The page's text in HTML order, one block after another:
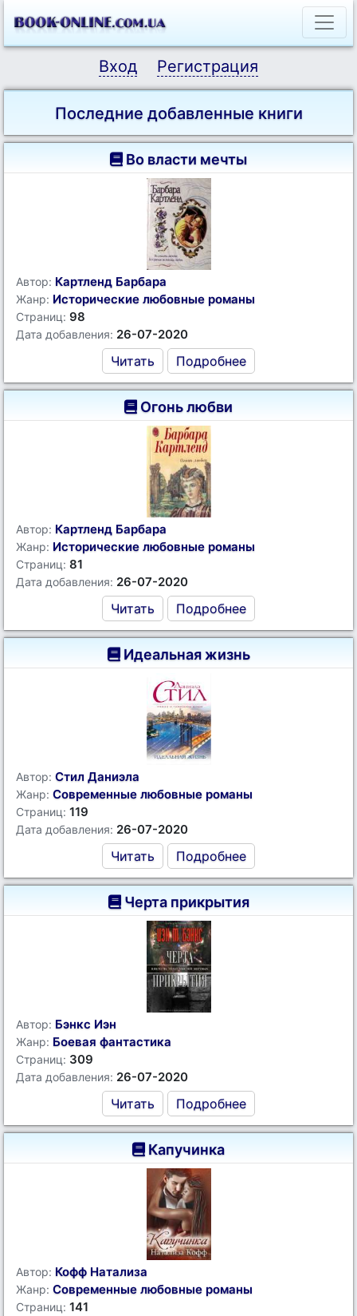
Вход Регистрация
Последние добавленные книги
Во власти мечты
Автор: Картленд Барбара
Жанр: Исторические любовные романы
Страниц: 98
Дата добавления: 26-07-2020
Читать Подробнее
Огонь любви
Автор: Картленд Барбара
Жанр: Исторические любовные романы
Страниц: 81
Дата добавления: 26-07-2020
Читать Подробнее
Идеальная жизнь
Автор: Стил Даниэла
Жанр: Современные любовные романы
Страниц: 119
Дата добавления: 26-07-2020
Читать Подробнее
Черта прикрытия
Автор: Бэнкс Иэн
Жанр: Боевая фантастика
Страниц: 309
Дата добавления: 26-07-2020
Читать Подробнее
Капучинка
Автор: Кофф Натализа
Жанр: Современные любовные романы
Страниц: 141